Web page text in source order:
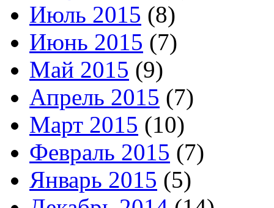
Июль 2015 (8)
Июнь 2015 (7)
Май 2015 (9)
Апрель 2015 (7)
Март 2015 (10)
Февраль 2015 (7)
Январь 2015 (5)